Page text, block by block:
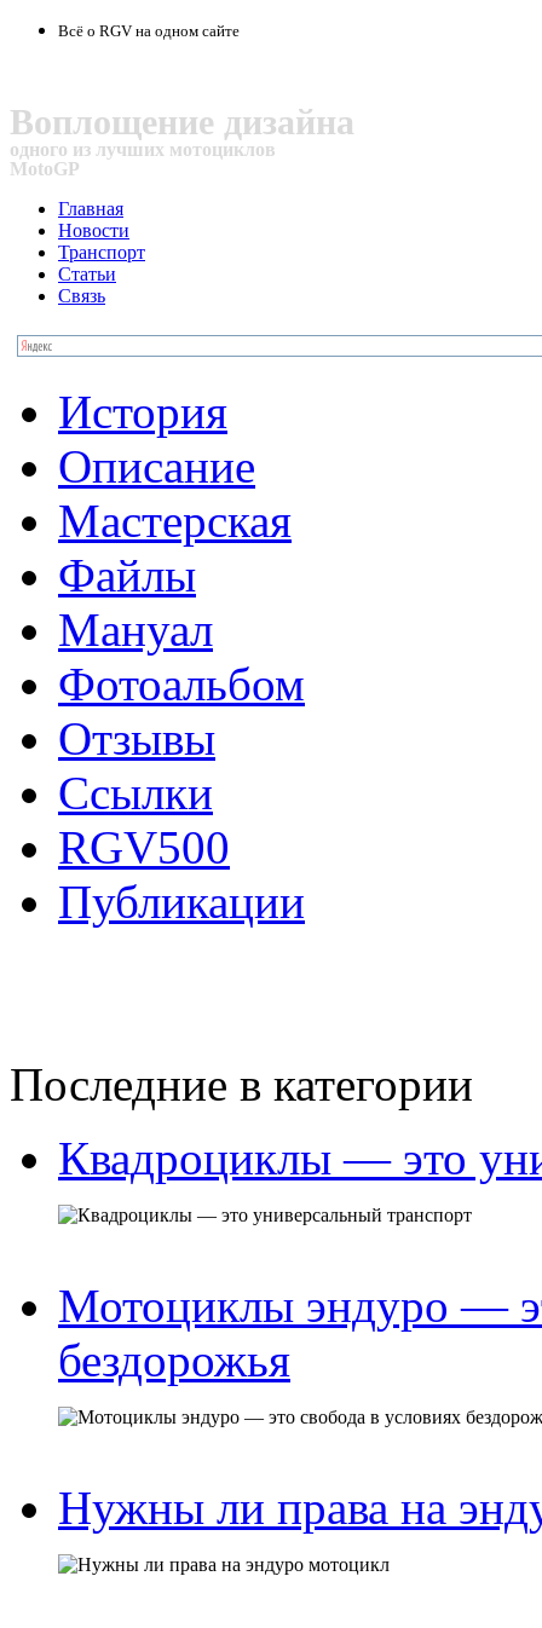
Всё о RGV на одном сайте
Воплощение дизайна
одного из лучших мотоциклов
MotoGP
Главная
Новости
Транспорт
Статьи
Связь
История
Описание
Мастерская
Файлы
Мануал
Фотоальбом
Отзывы
Ссылки
RGV500
Публикации
Последние в категории
Квадроциклы — это
Мотоциклы эндуро —
бездорожья
Нужны ли права на